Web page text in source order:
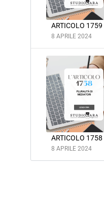
ARTICOLO 1759
8 APRILE 2024
ARTICOLO 1758
8 APRILE 2024